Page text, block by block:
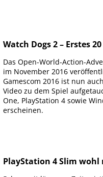
Watch Dogs 2 – Erstes
Das Open-World-Action-
im November 2016
Gamescom 2016 ist nun
Video zu dem Spiel
One, PlayStation 4 sowie
erscheinen.
PlayStation 4 Slim wohl